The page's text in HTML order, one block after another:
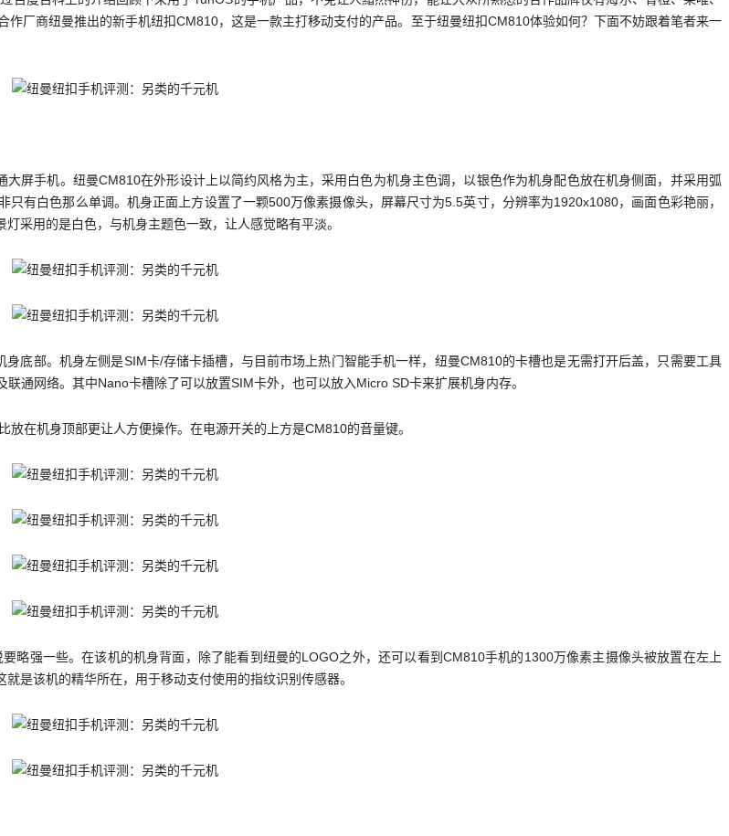
厂商纽曼推出的新手机纽扣CM810，这是一款主打移动支付的产品。至于纽曼纽扣CM810体验如何？下面不妨跟着笔者来一
屏手机。纽曼CM810在外形设计上以简约风格为主，采用白色为机身主色调，以银色作为机身配色放在机身侧面，并采用弧
有白色那么单调。机身正面上方设置了一颗500万像素摄像头，屏幕尺寸为5.5英寸，分辨率为1920x1080，画面色彩艳丽，
采用的是白色，与机身主题色一致，让人感觉略有平淡。
底部。机身左侧是SIM卡/存储卡插槽，与目前市场上热门智能手机一样，纽曼CM810的卡槽也是无需打开后盖，只需要工具
通网络。其中Nano卡槽除了可以放置SIM卡外，也可以放入Micro SD卡来扩展机身内存。
在机身顶部更让人方便操作。在电源开关的上方是CM810的音量键。
略强一些。在该机的机身背面，除了能看到纽曼的LOGO之外，还可以看到CM810手机的1300万像素主摄像头被放置在左上
是该机的精华所在，用于移动支付使用的指纹识别传感器。